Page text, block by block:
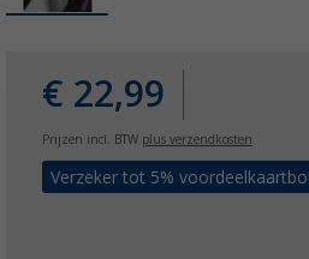
€ 22,99
Prijzen incl. BTW plus verzendkosten
Verzeker tot 5%